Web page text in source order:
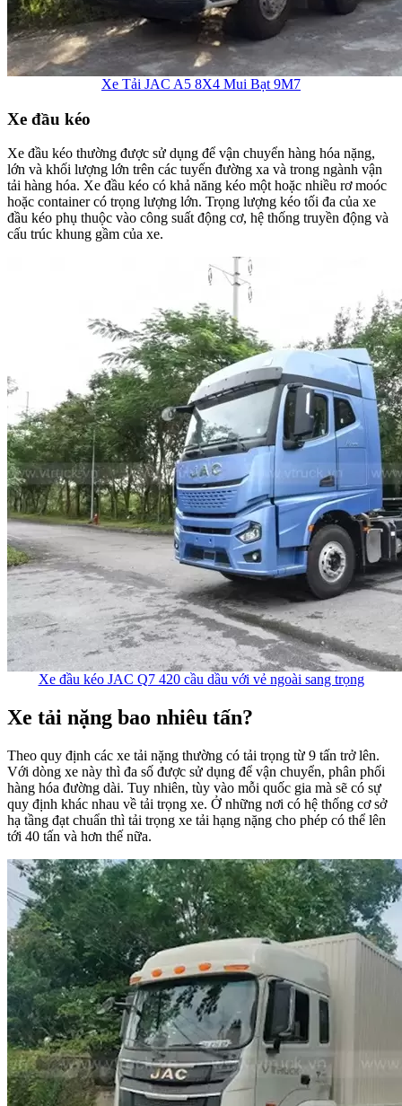
Xe Tải JAC A5 8X4 Mui Bạt 9M7
Xe đầu kéo
Xe đầu kéo thường được sử dụng để vận chuyển hàng hóa nặng,
lớn và khối lượng lớn trên các tuyến đường xa và trong ngành vận
tải hàng hóa. Xe đầu kéo có khả năng kéo một hoặc nhiều rơ moóc
hoặc container có trọng lượng lớn. Trọng lượng kéo tối đa của xe
đầu kéo phụ thuộc vào công suất động cơ, hệ thống truyền động và
cấu trúc khung gầm của xe.
Xe đầu kéo JAC Q7 420 cầu dầu với vẻ ngoài sang trọng
Xe tải nặng bao nhiêu tấn?
Theo quy định các xe tải nặng thường có tải trọng từ 9 tấn trở lên.
Với dòng xe này thì đa số được sử dụng để vận chuyển, phân phối
hàng hóa đường dài. Tuy nhiên, tùy vào mỗi quốc gia mà sẽ có sự
quy định khác nhau về tải trọng xe. Ở những nơi có hệ thống cơ sở
hạ tầng đạt chuẩn thì tải trọng xe tải hạng nặng cho phép có thể lên
tới 40 tấn và hơn thế nữa.